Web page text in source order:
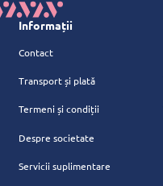
Informații
Contact
Transport și plată
Termeni și condiții
Despre societate
Servicii suplimentare